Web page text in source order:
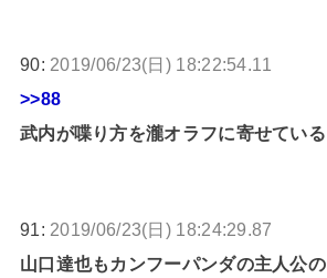
90: 2019/06/23(日) 18:22:54.11
>>88
武内が喋り方を瀧オラフに寄せている
91: 2019/06/23(日) 18:24:29.87
山口達也もカンフーパンダの主人公の